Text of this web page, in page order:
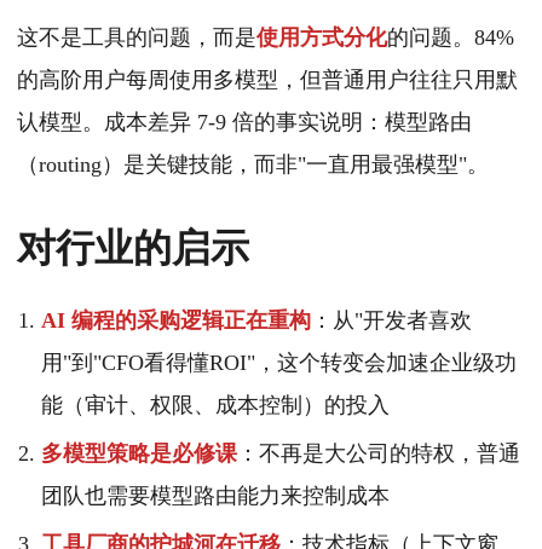
这不是工具的问题，而是使用方式分化的问题。84%
的高阶用户每周使用多模型，但普通用户往往只用默
认模型。成本差异 7-9 倍的事实说明：模型路由
（routing）是关键技能，而非"一直用最强模型"。
对行业的启示
AI 编程的采购逻辑正在重构 ：从"开发者喜欢
用"到"CFO看得懂ROI"，这个转变会加速企业级功
能（审计、权限、成本控制）的投入
多模型策略是必修课：不再是大公司的特权，普通
团队也需要模型路由能力来控制成本